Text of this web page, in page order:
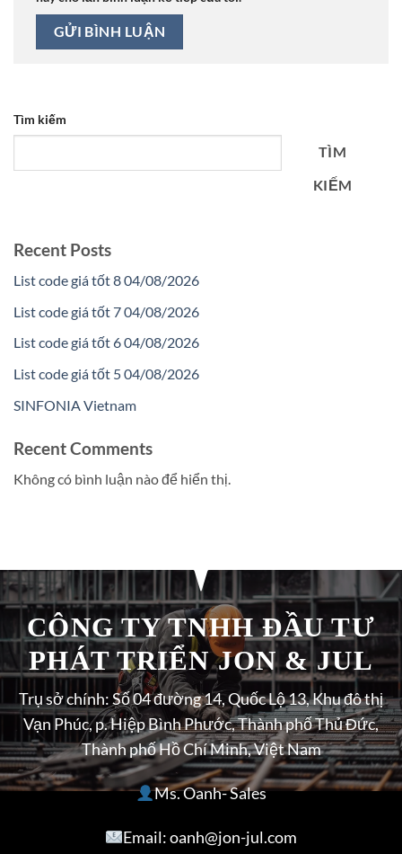
Tìm kiếm
TÌM
KIẾM
Recent Posts
List code giá tốt 8 04/08/2026
List code giá tốt 7 04/08/2026
List code giá tốt 6 04/08/2026
List code giá tốt 5 04/08/2026
SINFONIA Vietnam
Recent Comments
Không có bình luận nào để hiển thị.
CÔNG TY TNHH ĐẦU TƯ
PHÁT TRIỂN JON & JUL
Trụ sở chính: Số 04 đường 14, Quốc Lộ 13, Khu đô thị
Vạn Phúc, p. Hiệp Bình Phước, Thành phố Thủ Đức,
Thành phố Hồ Chí Minh, Việt Nam
Ms. Oanh- Sales
Email: oanh@jon-jul.com